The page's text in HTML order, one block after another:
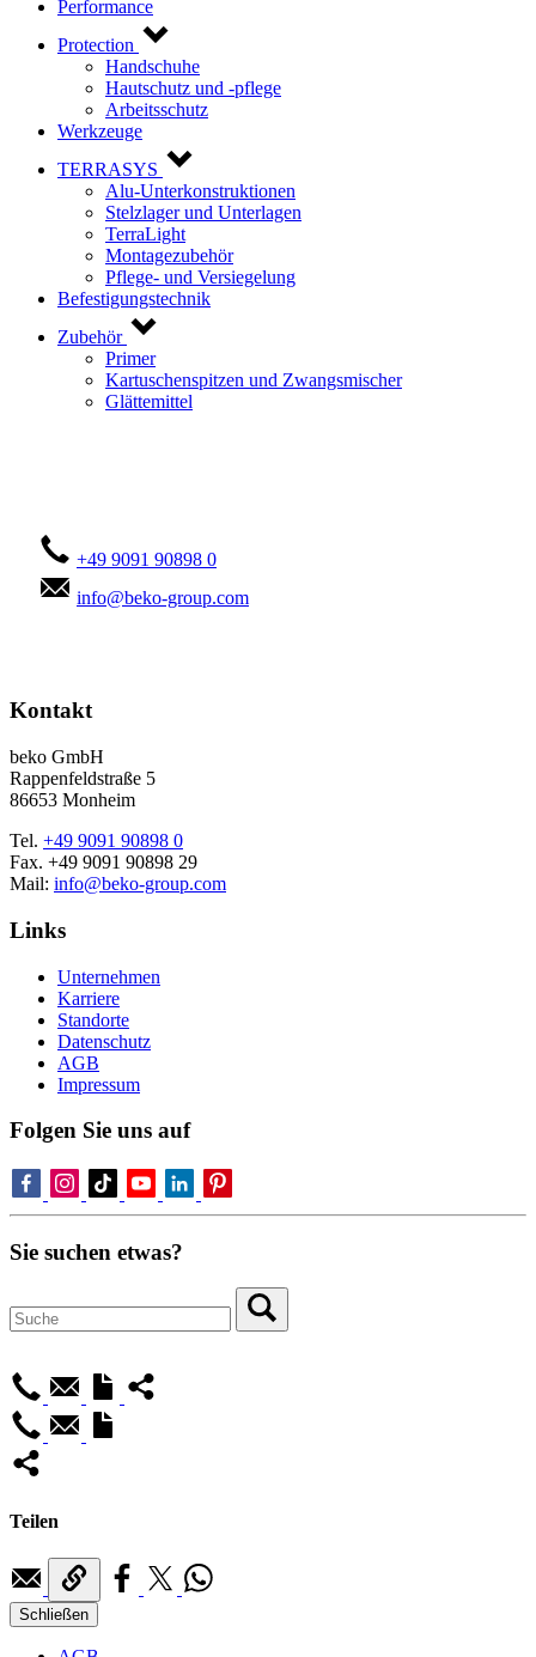
Performance
Protection
Handschuhe
Hautschutz und -pflege
Arbeitsschutz
Werkzeuge
TERRASYS
Alu-Unterkonstruktionen
Stelzlager und Unterlagen
TerraLight
Montagezubehör
Pflege- und Versiegelung
Befestigungstechnik
Zubehör
Primer
Kartuschenspitzen und Zwangsmischer
Glättemittel
+49 9091 90898 0
info@beko-group.com
Kontakt
beko GmbH
Rappenfeldstraße 5
86653 Monheim
Tel. +49 9091 90898 0
Fax. +49 9091 90898 29
Mail: info@beko-group.com
Links
Unternehmen
Karriere
Standorte
Datenschutz
AGB
Impressum
Folgen Sie uns auf
Sie suchen etwas?
Teilen
Schließen